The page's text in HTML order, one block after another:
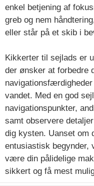
enkel betjening af
greb og nem
eller står på et skib i
Kikkerter til sejlads er
der ønsker at forbedre
vandet. Med en god
navigationspunkter,
samt observere
dig kysten. Uanset om
entusiastisk begynder,
være din pålidelige
sikkert og få mest